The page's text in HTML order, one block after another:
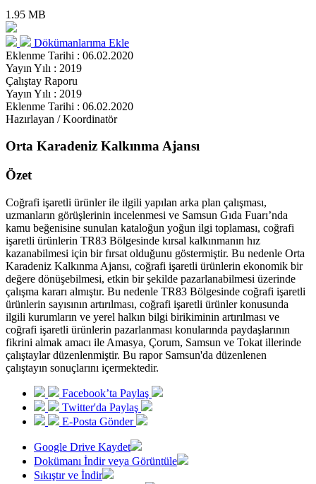
1.95 MB
Dökümanlarıma Ekle
Eklenme Tarihi : 06.02.2020
Yayın Yılı : 2019
Çalıştay Raporu
Yayın Yılı : 2019
Eklenme Tarihi : 06.02.2020
Hazırlayan / Koordinatör
Orta Karadeniz Kalkınma Ajansı
Özet
Coğrafi işaretli ürünler ile ilgili yapılan arka plan çalışması,
uzmanların görüşlerinin incelenmesi ve Samsun Gıda Fuarı’nda
kamu beğenisine sunulan kataloğun yoğun ilgi toplaması, coğrafi
işaretli ürünlerin TR83 Bölgesinde kırsal kalkınmanın hız
kazanabilmesi için bir fırsat olduğunu göstermiştir. Bu nedenle Orta
Karadeniz Kalkınma Ajansı, coğrafi işaretli ürünlerin ekonomik bir
değere dönüşebilmesi, etkin bir şekilde pazarlanabilmesi üzerinde
çalışma kararı almıştır. Bu nedenle TR83 Bölgesinde coğrafi işaretli
ürünlerin sayısının artırılması, coğrafi işaretli ürünler konusunda
ilgili kurumların ve yerel halkın bilgi birikiminin artırılması ve
coğrafi işaretli ürünlerin pazarlanması konularında paydaşlarının
fikrini almak amacı ile Amasya, Çorum, Samsun ve Tokat illerinde
çalıştaylar düzenlenmiştir. Bu rapor Samsun'da düzenlenen
çalıştayın sonuçlarını içermektedir.
Facebook’ta Paylaş
Twitter'da Paylaş
E-Posta Gönder
Google Drive Kaydet
Dokümanı İndir veya Görüntüle
Sıkıştır ve İndir